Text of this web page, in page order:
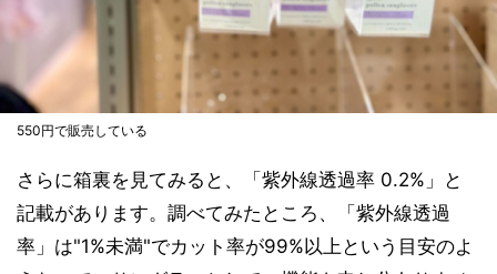
550円で販売している
さらに箱裏を見てみると、「紫外線透過率 0.2%」と
記載があります。調べてみたところ、「紫外線透過
率」は"1%未満"でカット率が99%以上という目安のよ